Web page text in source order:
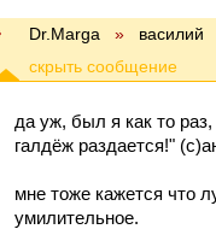
Dr.Marga » василий
да уж, был я как то
галдёж раздается!"
мне тоже кажется что
умилительное.